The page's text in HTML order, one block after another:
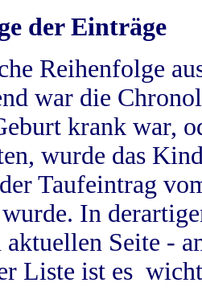
der Einträge
Reihenfolge
war die
krank war,
wurde das
Taufeintrag
In
Seite -
Liste ist es